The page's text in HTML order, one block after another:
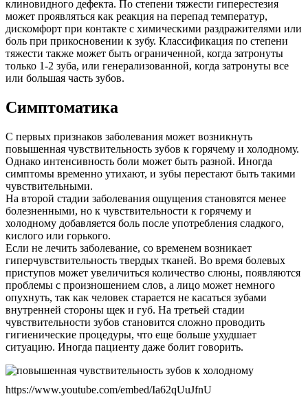
клиновидного дефекта. По степени тяжести гиперестезия
может проявляться как реакция на перепад температур,
дискомфорт при контакте с химическими раздражителями или
боль при прикосновении к зубу. Классификация по степени
тяжести также может быть ограниченной, когда затронуты
только 1-2 зуба, или генерализованной, когда затронуты все
или большая часть зубов.
Симптоматика
С первых признаков заболевания может возникнуть
повышенная чувствительность зубов к горячему и холодному.
Однако интенсивность боли может быть разной. Иногда
симптомы временно утихают, и зубы перестают быть такими
чувствительными.
На второй стадии заболевания ощущения становятся менее
болезненными, но к чувствительности к горячему и
холодному добавляется боль после употребления сладкого,
кислого или горького.
Если не лечить заболевание, со временем возникает
гиперчувствительность твердых тканей. Во время болевых
приступов может увеличиться количество слюны, появляются
проблемы с произношением слов, а лицо может немного
опухнуть, так как человек старается не касаться зубами
внутренней стороны щек и губ. На третьей стадии
чувствительности зубов становится сложно проводить
гигиенические процедуры, что еще больше ухудшает
ситуацию. Иногда пациенту даже болит говорить.
https://www.youtube.com/embed/Ia62qUuJfnU